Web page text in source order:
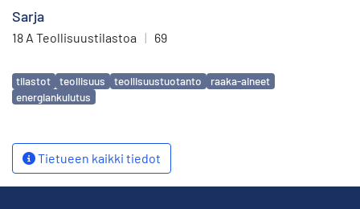
Sarja
18 A Teollisuustilastoa | 69
Avainsanat
tilastot teollisuus teollisuustuotanto
raaka-aineet
energiankulutus
Tietueen kaikki tiedot